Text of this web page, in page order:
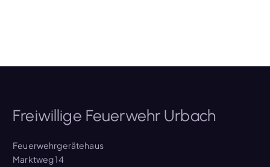
Freiwillige Feuerwehr Urbach
Feuerwehrgerätehaus
Marktweg 14